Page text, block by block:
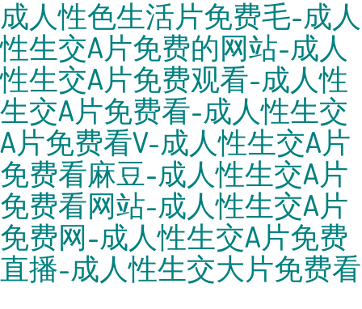
成人性色生活片免费毛-成人
性生交A片免费的网站-成人
性生交A片免费观看-成人性
生交A片免费看-成人性生交
A片免费看V-成人性生交A片
免费看麻豆-成人性生交A片
免费看网站-成人性生交A片
免费网-成人性生交A片免费
直播-成人性生交大片免费看